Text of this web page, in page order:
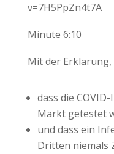
v=7H5PpZn4t7A
Minute 6:10
Mit der Erklärung,
dass die
Markt getestet
und dass ein
Dritten niemals